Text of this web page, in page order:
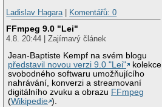
Ladislav Hagara| Komentářů: 0
FFmpeg 9.0 "Lei"
4.8. 20:44 | Zajímavý článek
Jean-Baptiste Kempf na svém blogu
představil novou verzi 9.0 "Lei"
kolekce
svobodného softwaru umožňujícího
nahrávání, konverzi a streamovaní
digitálního zvuku a obrazu FFmpeg
(Wikipedie ).